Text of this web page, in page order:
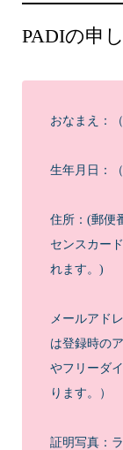
PADIの申
おなまえ：
生年月日：（
住所︎：(郵便
センスカー
れます。)
メールアド
は登録時の
やフリーダ
ります。）
証明写真：